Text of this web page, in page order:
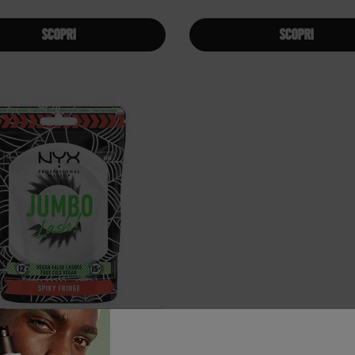
SCOPRI SCOPRI
FRINGE JUMBO LASH